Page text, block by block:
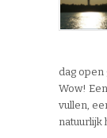
dag open
Wow!
vullen,
natuurlijk